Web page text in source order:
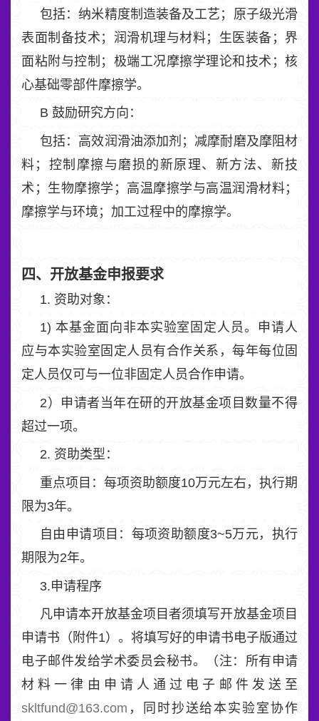
包括：纳米精度制造装备及工艺；原子级光滑
表面制备技术；润滑机理与材料；生医装备；界
面粘附与控制；极端工况摩擦学理论和技术；核
心基础零部件摩擦学。
B 鼓励研究方向：
包括：高效润滑油添加剂；减摩耐磨及摩阻材
料；控制摩擦与磨损的新原理、新方法、新技
术；生物摩擦学；高温摩擦学与高温润滑材料；
摩擦学与环境；加工过程中的摩擦学。
四、开放基金申报要求
1. 资助对象：
1) 本基金面向非本实验室固定人员。申请人
应与本实验室固定人员有合作关系，每年每位固
定人员仅可与一位非固定人员合作申请。
2）申请者当年在研的开放基金项目数量不得
超过一项。
2. 资助类型：
重点项目：每项资助额度10万元左右，执行期
限为3年。
自由申请项目：每项资助额度3~5万元，执行
期限为2年。
3.申请程序
凡申请本开放基金项目者须填写开放基金项目
申请书（附件1）。将填写好的申请书电子版通过
电子邮件发给学术委员会秘书。（注：所有申请
材料一律由申请人通过电子邮件发送至
skltfund@163.com ，同时抄送给本实验室协作